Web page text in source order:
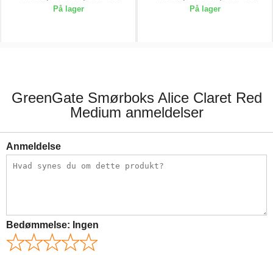
På lager På lager
GreenGate Smørboks Alice Claret Red
Medium anmeldelser
Anmeldelse
Bedømmelse: Ingen